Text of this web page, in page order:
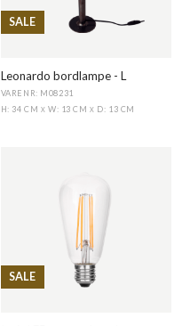
SALE
Leonardo bordlampe - L
VARENR: M08231
H: 34 CM X W: 13 CMX D: 13 CM
SALE